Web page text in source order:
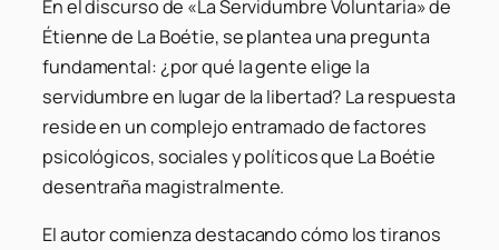
En el discurso de «La Servidumbre Voluntaria» de
Étienne de La Boétie, se plantea una pregunta
fundamental: ¿por qué la gente elige la
servidumbre en lugar de la libertad? La respuesta
reside en un complejo entramado de factores
psicológicos, sociales y políticos que La Boétie
desentraña magistralmente.
El autor comienza destacando cómo los tiranos